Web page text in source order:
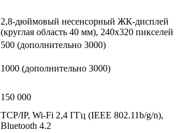
2,8-дюймовый несенсорный ЖК-дисплей
(круглая область 40 мм), 240x320 пикселей
500 (дополнительно 3000)
1000 (дополнительно 3000)
150 000
TCP/IP, Wi-Fi 2,4 ГГц (IEEE 802.11b/g/n),
Bluetooth 4.2